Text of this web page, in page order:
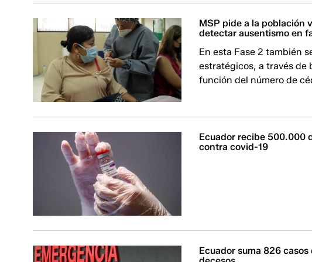
MSP pide a la población
detectar ausentismo en
En esta Fase 2 también
estratégicos, a través de
función del número de
Ecuador recibe 500.000
contra covid-19
Ecuador suma 826